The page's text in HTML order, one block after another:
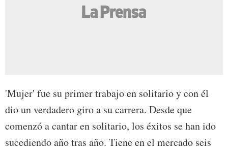
'Mujer' fue su primer trabajo en solitario y con él
dio un verdadero giro a su carrera. Desde que
comenzó a cantar en solitario, los éxitos se han ido
sucediendo año tras año. Tiene en el mercado seis